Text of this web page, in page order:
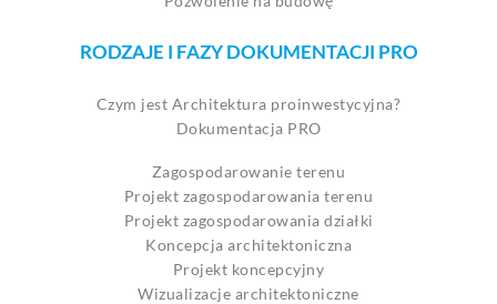
RODZAJE I FAZY DOKUMENTACJI PRO
Czym jest Architektura proinwestycyjna?
Dokumentacja PRO
Zagospodarowanie terenu
Projekt zagospodarowania terenu
Projekt zagospodarowania działki
Koncepcja architektoniczna
Projekt koncepcyjny
Wizualizacje architektoniczne